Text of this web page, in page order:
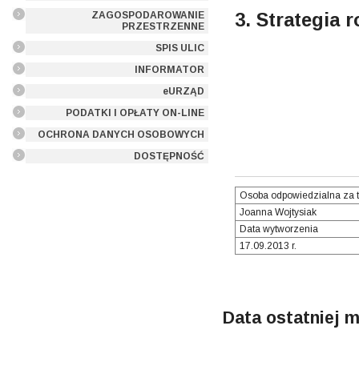
ZAGOSPODAROWANIE
PRZESTRZENNE
SPIS ULIC
INFORMATOR
eURZĄD
PODATKI I OPŁATY ON-LINE
OCHRONA DANYCH OSOBOWYCH
DOSTĘPNOŚĆ
3. Strategia
Osoba odpowiedzialna za
Joanna Wojtysiak
Data wytworzenia
17.09.2013 r.
Data ostatniej